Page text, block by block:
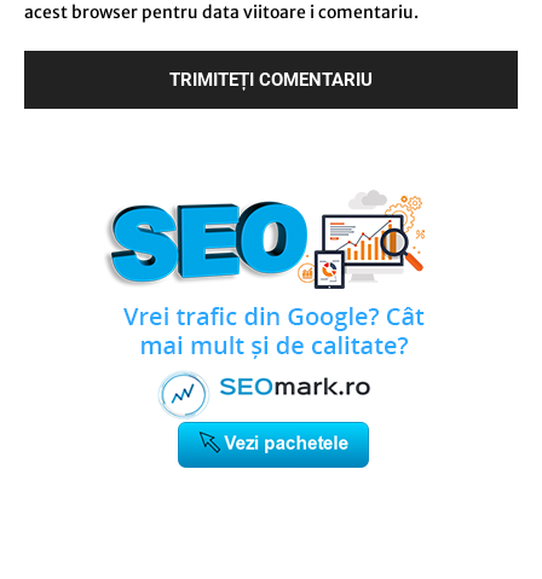
acest browser pentru data viitoare i comentariu.